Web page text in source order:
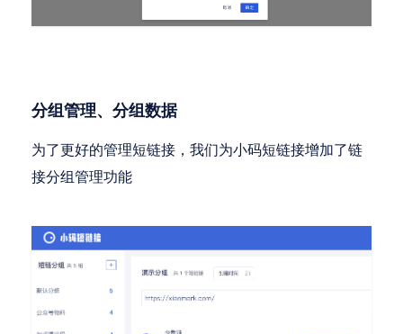
分组管理、分组数据
为了更好的管理短链接，我们为小码短链接增加了链
接分组管理功能